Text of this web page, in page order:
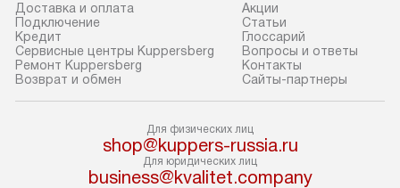
согласуйте это с менеджером.
За данную услугу взимается
дополнительная плата. Обратите
внимание на размеры прибора: если
они не позволяют пронести его
через дверной проем,
то сотрудники транспортной
службы не смогут демонтировать
по уровню, а
к
После этого
консультация
Доставка и оплата
Подключение
Кредит
Сервисные центры Kuppersberg
Ремонт Kuppersberg
Возврат и обмен
Акции
Cтатьи
Глоссарий
Вопросы и ответы
Контакты
Сайты-партнеры
Для физических лиц
shop@kuppers-russia.ru
Для юридических лиц
business@kvalitet.company